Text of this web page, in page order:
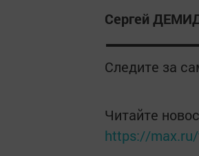
Сергей
Следите за
Читайте
https://